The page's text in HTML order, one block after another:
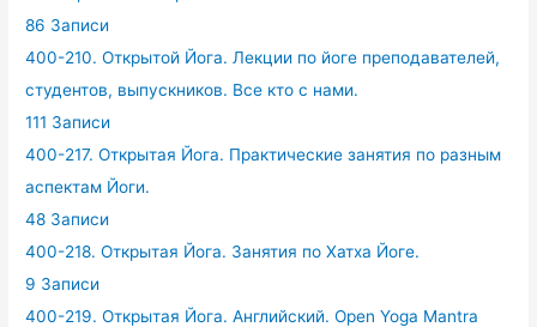
86 Записи
400-210. Открытой Йога. Лекции по йоге преподавателей,
студентов, выпускников. Все кто с нами.
111 Записи
400-217. Открытая Йога. Практические занятия по разным
аспектам Йоги.
48 Записи
400-218. Открытая Йога. Занятия по Хатха Йоге.
9 Записи
400-219. Открытая Йога. Английский. Open Yoga Mantra